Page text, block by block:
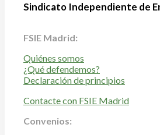
Sindicato Independiente de
FSIE Madrid:
Quiénes somos
¿Qué defendemos?
Declaración de principios
Contacte con FSIE Madrid
Convenios: